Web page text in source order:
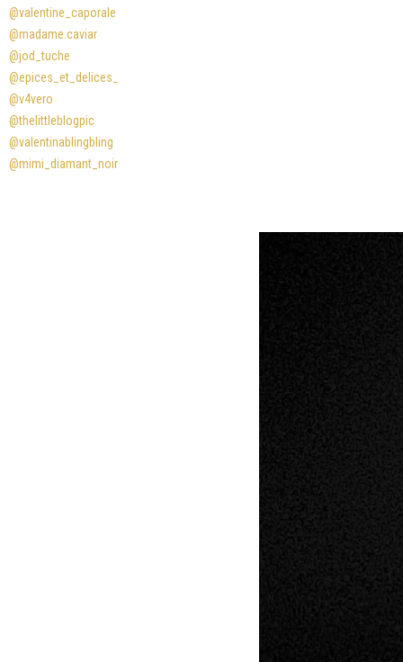
@valentine_caporale
@madame.caviar
@jod_tuche
@epices_et_delices_
@v4vero
@thelittleblogpic
@valentinablingbling
@mimi_diamant_noir